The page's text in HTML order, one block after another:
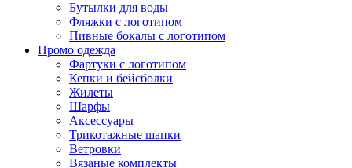
Бутылки для воды
Фляжки с логотипом
Пивные бокалы с логотипом
Промо одежда
Фартуки с логотипом
Кепки и бейсболки
Жилеты
Шарфы
Аксессуары
Трикотажные шапки
Ветровки
Вязаные комплекты